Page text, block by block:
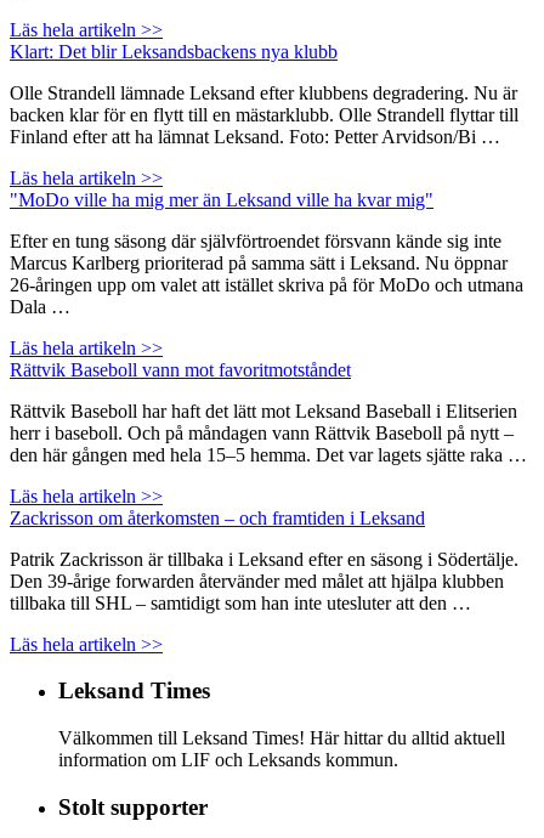
Läs hela artikeln >>
Klart: Det blir Leksandsbackens nya klubb
Olle Strandell lämnade Leksand efter klubbens degradering. Nu är
backen klar för en flytt till en mästarklubb. Olle Strandell flyttar till
Finland efter att ha lämnat Leksand. Foto: Petter Arvidson/Bi …
Läs hela artikeln >>
"MoDo ville ha mig mer än Leksand ville ha kvar mig"
Efter en tung säsong där självförtroendet försvann kände sig inte
Marcus Karlberg prioriterad på samma sätt i Leksand. Nu öppnar
26-åringen upp om valet att istället skriva på för MoDo och utmana
Dala …
Läs hela artikeln >>
Rättvik Baseboll vann mot favoritmotståndet
Rättvik Baseboll har haft det lätt mot Leksand Baseball i Elitserien
herr i baseboll. Och på måndagen vann Rättvik Baseboll på nytt –
den här gången med hela 15–5 hemma. Det var lagets sjätte raka …
Läs hela artikeln >>
Zackrisson om återkomsten – och framtiden i Leksand
Patrik Zackrisson är tillbaka i Leksand efter en säsong i Södertälje.
Den 39-årige forwarden återvänder med målet att hjälpa klubben
tillbaka till SHL – samtidigt som han inte utesluter att den …
Läs hela artikeln >>
Leksand Times
Välkommen till Leksand Times! Här hittar du alltid aktuell
information om LIF och Leksands kommun.
Stolt supporter